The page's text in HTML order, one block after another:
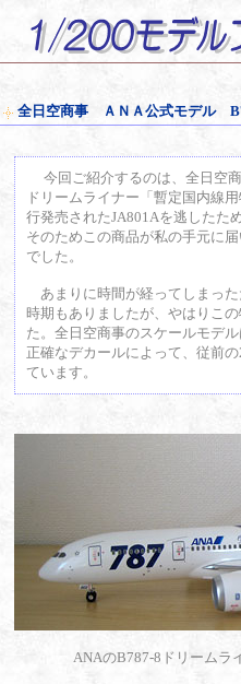
全日空商事 ＡＮＡ公式モデル
今回ご紹介するのは、全日空
ドリームライナー「暫定国内線
行発売されたJA801Aを逃したた
そのためこの商品が私の手元に
でした。
あまりに時間が経ってしまっ
時期もありましたが、やはりこ
た。全日空商事のスケールモデ
正確なデカールによって、従前
ています。
ANAのB787-8ドリームラ